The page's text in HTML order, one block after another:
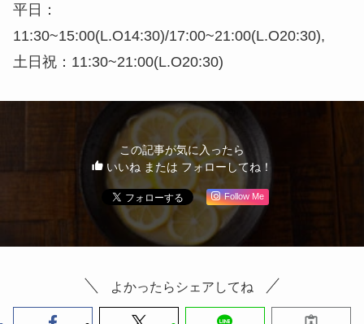
平日：
11:30~15:00(L.O14:30)/17:00~21:00(L.O20:30),
土日祝：11:30~21:00(L.O20:30)
この記事が気に入ったら
いいね または フォローしてね！
Follow Me
よかったらシェアしてね